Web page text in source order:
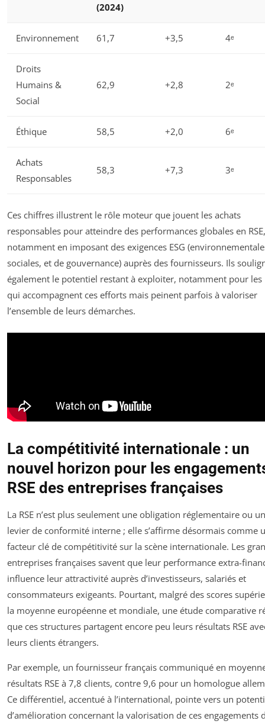
(2024)
Environnement 61,7 +3,5 4ᵉ
Droits
Humains &
Social
62,9 +2,8 2ᵉ
Éthique 58,5 +2,0 6ᵉ
Achats
Responsables
58,3 +7,3 3ᵉ
Ces chiffres illustrent le rôle moteur que jouent les achats
responsables pour atteindre des performances globales en RSE,
notamment en imposant des exigences ESG
sociales, et de gouvernance) auprès des fournisseurs. Ils
également le potentiel restant à exploiter, notamment pour les
qui accompagnent ces efforts mais peinent parfois à valoriser
l’ensemble de leurs démarches.
La compétitivité internationale : un
nouvel horizon pour les
RSE des entreprises françaises
La RSE n’est plus seulement une obligation réglementaire ou un
levier de conformité interne ; elle s’affirme désormais comme
facteur clé de compétitivité sur la scène internationale. Les
entreprises françaises savent que leur performance extra-
influence leur attractivité auprès d’investisseurs, salariés et
consommateurs exigeants. Pourtant, malgré des scores
la moyenne européenne et mondiale, une étude comparative
que ces structures partagent encore peu leurs résultats RSE
leurs clients étrangers.
Par exemple, un fournisseur français communiqué en
résultats RSE à 7,8 clients, contre 9,6 pour un homologue
Ce différentiel, accentué à l’international, pointe vers un
d’amélioration concernant la valorisation de ces engagements